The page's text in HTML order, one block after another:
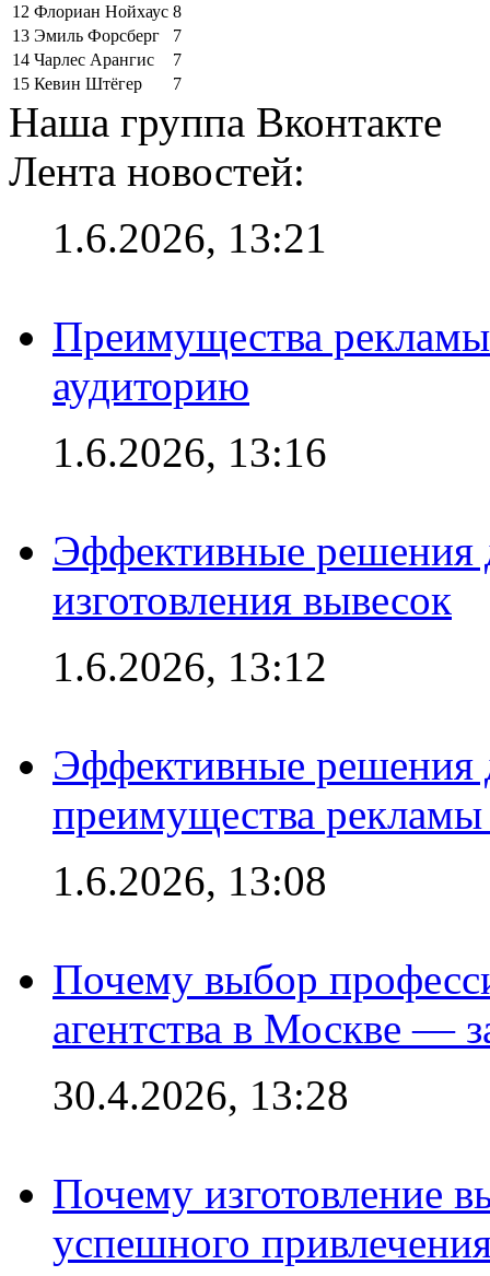
12 Флориан Нойхаус 8
13 Эмиль Форсберг
7
14 Чарлес Арангис
7
15 Кевин Штёгер 7
Наша группа Вконтакте
Лента новостей:
1.6.2026, 13:21
Преимущества
аудиторию
1.6.2026, 13:16
Эффективные решения
изготовления вывесок
1.6.2026, 13:12
Эффективные решения
преимущества рекламы
1.6.2026, 13:08
Почему выбор
агентства в Москве —
30.4.2026, 13:28
Почему изготовление
успешного